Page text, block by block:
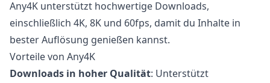
Any4K unterstützt hochwertige Downloads,
einschließlich 4K, 8K und 60fps, damit du Inhalte in
bester Auflösung genießen kannst.
Vorteile von Any4K
Downloads in hoher Qualität: Unterstützt